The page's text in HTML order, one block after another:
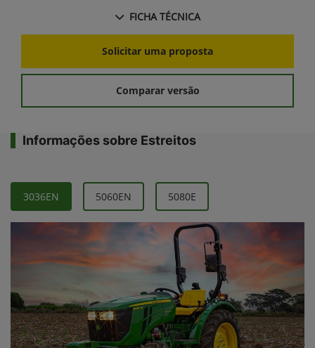
FICHA TÉCNICA
Solicitar uma proposta
Comparar versão
Informações sobre Estreitos
3036EN 5060EN 5080E